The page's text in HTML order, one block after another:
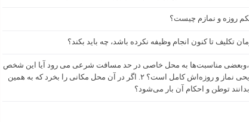
روزه و نمازم چیست؟
تکلیف تا کنون انجام وظیفه نکرده باشد، چه باید بکند؟
مناسبت‌ها به محل خاصی در حد مسافت شرعی می رود آیا این شخص
کثیرالسفر است و هر گاه برود هرچند گذری و تفریحی نماز و روزه‌اش کامل است؟ ۲. اگر در آن محل مکانی را بخرد که به همین
توطن و احکام آن بار می‌شود؟